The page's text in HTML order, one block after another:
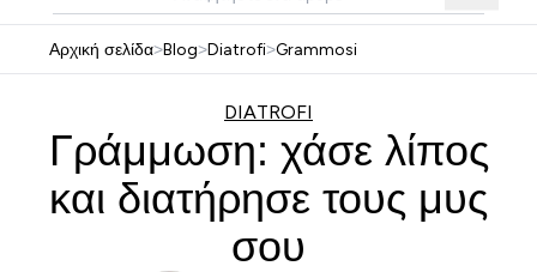
Αρχική σελίδα>Blog>Diatrofi>Grammosi
DIATROFI
Γράμμωση: χάσε λίπος
και διατήρησε τους μυς
σου